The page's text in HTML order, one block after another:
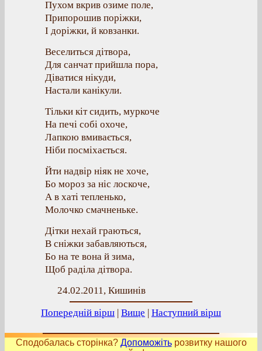
Пухом вкрив озиме поле,
Припорошив поріжки,
І доріжки, й ковзанки.
Веселиться дітвора,
Для санчат прийшла пора,
Діватися нікуди,
Настали канікули.
Тільки кіт сидить, муркоче
На печі собі охоче,
Лапкою вмивається,
Ніби посміхається.
Йти надвір ніяк не хоче,
Бо мороз за ніс лоскоче,
А в хаті тепленько,
Молочко смачненьке.
Дітки нехай граються,
В сніжки забавляються,
Бо на те вона й зима,
Щоб раділа дітвора.
24.02.2011, Кишинів
Попередній вірш | Вище | Наступний вірш
Сподобалась сторінка? Допоможітьрозвитку нашого